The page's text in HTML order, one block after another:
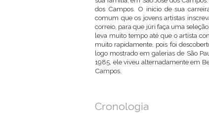
dos Campos. O início de sua
comum que os jovens artistas
correio, para que júri faça uma
leva muito tempo até que o artista
muito rapidamente, pois foi
logo mostrado em galerias de São
1985, ele viveu alternadamente em
Campos.
Cronologia